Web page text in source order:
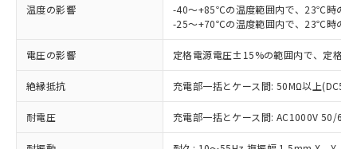
温度の影響
-40～+85℃の温度範囲内で、23℃時の
-25～+70℃の温度範囲内で、23℃時の
電圧の影響 定格電源電圧±15%の範囲内で、定格
絶縁抵抗 充電部一括とケース間: 50MΩ以上
耐電圧 充電部一括とケース間: AC1000V 50/
本サービスは、当社制御機器事業取扱
商品の当社在庫状況および標準価格
(税抜)を提供させていただくもので
当社制御機器事業取扱商品の中には、
本サービスの対象外となる商品もある
ことをご了承ください。
調査・確認中：EU RoHS指令（10物質）の
非含有の対応状況を調査中または確認中の
商品です。
非該当品：ライセンス料など無形物で、有
害物質有無と関係のない商品です。
仕入先様の事情により、非含有部品として
いたものが、含有品と判明した場合などや
むを得ず変更することがあります。
※1 中国RoHS○×表
「○」：最大均質材料含有率が中国RoHSの
基準値以下であることを示します。
「×」：最大均質材料含有率が中国RoHSの
基準値を超えていることを示します。
「－」：未確認です。当社販売部門へお問
当社は、これら貴社製品のうち、外国
為替および外国貿易法に定める商品